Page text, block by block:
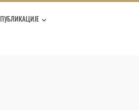
ПУБЛИКАЦИЈЕ